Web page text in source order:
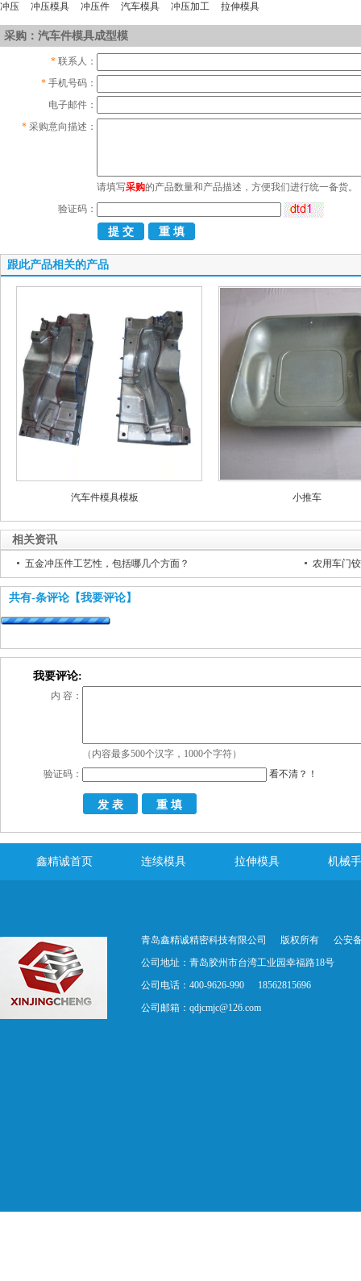
冲压 冲压模具 冲压件 汽车模具 冲压加工 拉伸模具
采购：汽车件模具成型模
* 联系人：
* 手机号码：
电子邮件：
* 采购意向描述：
请填写采购的产品数量和产品描述，方便我们进行统一备货。
验证码：
跟此产品相关的产品
汽车件模具模板 小推车
相关资讯
五金冲压件工艺性，包括哪几个方面？ 农用车门
共有-条评论 【我要评论】
我要评论:
内 容：
（内容最多500个汉字，1000个字符）
验证码：
看不清？！
鑫精诚首页 连续模具 拉伸模具 机械
青岛鑫精诚精密科技有限公司 版权所有
公安
公司地址：青岛胶州市台湾工业园幸福路18号
公司电话：400-9626-990
18562815696
公司邮箱： qdjcmjc@126.com